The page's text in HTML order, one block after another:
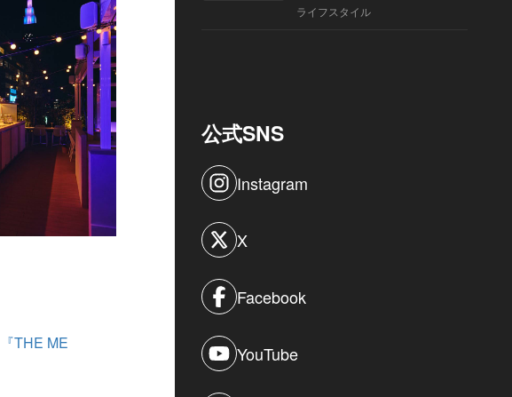
『THE ME
ライフスタイル
公式SNS
Instagram
X
Facebook
YouTube